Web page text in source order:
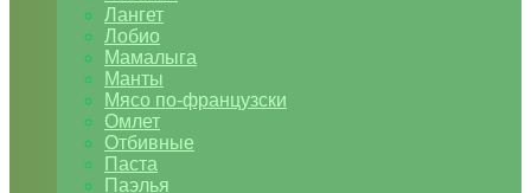
Лангет
Лобио
Мамалыга
Манты
Мясо по-французски
Омлет
Отбивные
Паста
Паэлья